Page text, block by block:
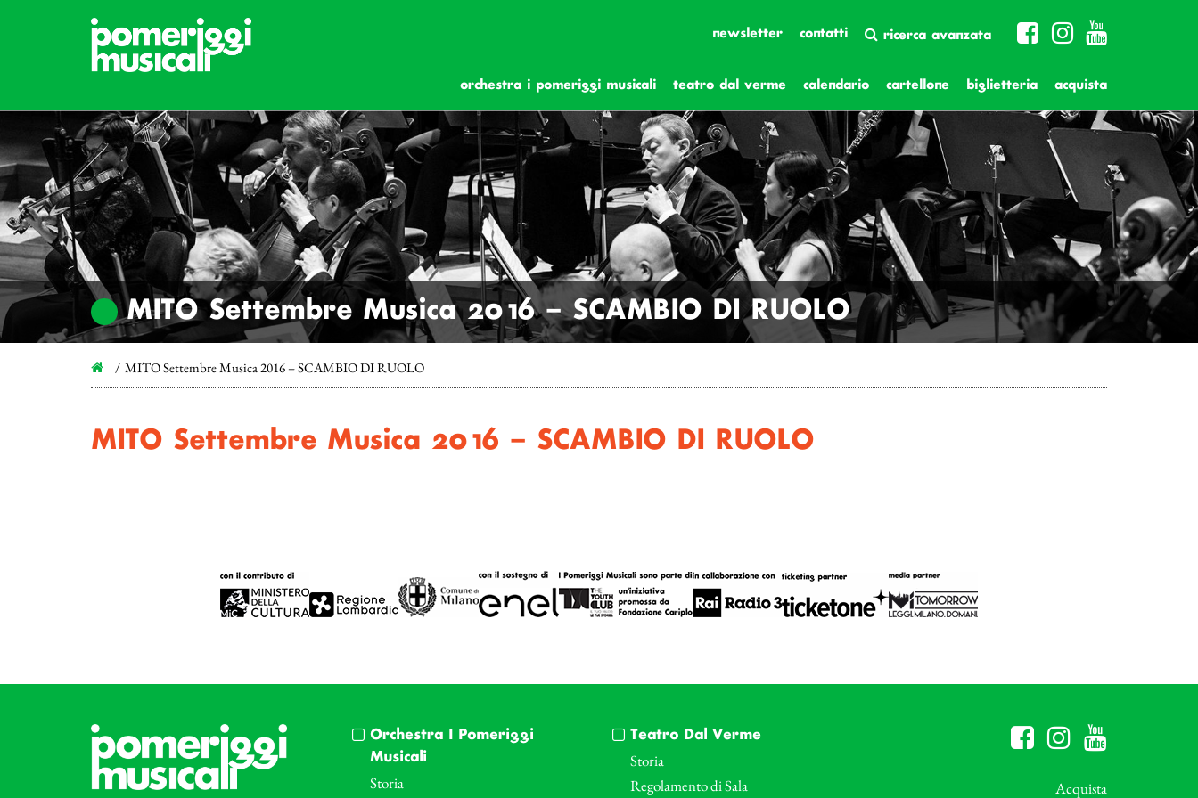
newsletter contatti ricerca avanzata
orchestra i pomeriggi musicali teatro dal verme calendario cartellone biglietteria acquista
MITO Settembre Musica 2016 – SCAMBIO DI RUOLO
MITO Settembre Musica 2016 – SCAMBIO DI RUOLO
MITO Settembre Musica 2016 – SCAMBIO DI RUOLO
Orchestra I Pomeriggi
Musicali
Storia
Teatro Dal Verme
Storia
Regolamento di Sala
Acquista